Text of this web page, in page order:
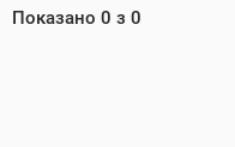
Показано 0 з 0